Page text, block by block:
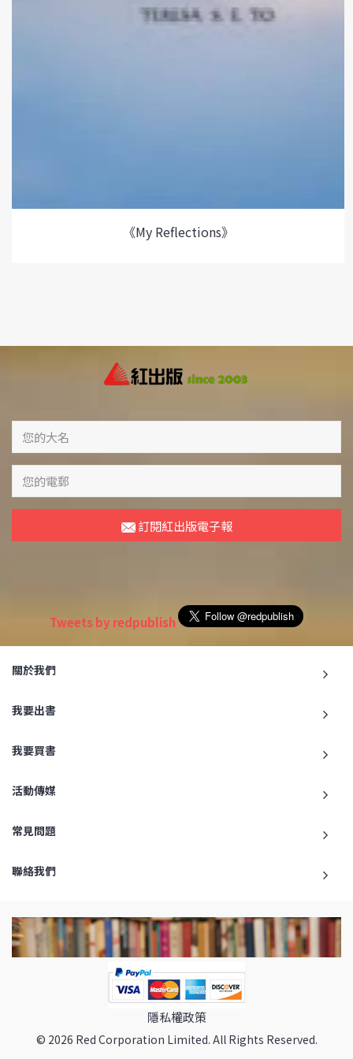
《My Reflections》
訂閱紅出版電子報
Tweets by redpublish
關於我們
我要出書
我要買書
活動傳媒
常見問題
聯絡我們
隱私權政策
© 2026 Red Corporation Limited. All Rights Reserved.